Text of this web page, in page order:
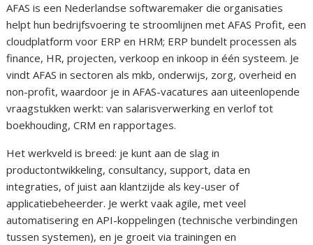
AFAS is een Nederlandse softwaremaker die organisaties
helpt hun bedrijfsvoering te stroomlijnen met AFAS Profit, een
cloudplatform voor ERP en HRM; ERP bundelt processen als
finance, HR, projecten, verkoop en inkoop in één systeem. Je
vindt AFAS in sectoren als mkb, onderwijs, zorg, overheid en
non-profit, waardoor je in AFAS-vacatures aan uiteenlopende
vraagstukken werkt: van salarisverwerking en verlof tot
boekhouding, CRM en rapportages.
Het werkveld is breed: je kunt aan de slag in
productontwikkeling, consultancy, support, data en
integraties, of juist aan klantzijde als key-user of
applicatiebeheerder. Je werkt vaak agile, met veel
automatisering en API-koppelingen (technische verbindingen
tussen systemen), en je groeit via trainingen en